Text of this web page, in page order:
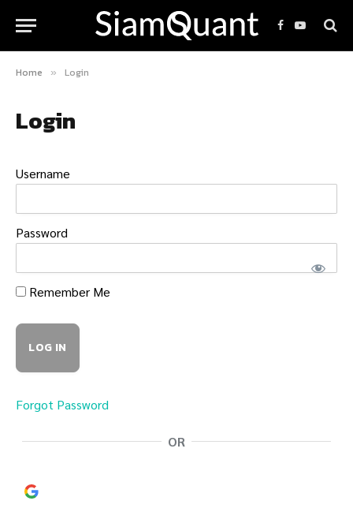
Facebook
YouTube
Home » Login
Login
Username
Password
Remember Me
Forgot Password
OR